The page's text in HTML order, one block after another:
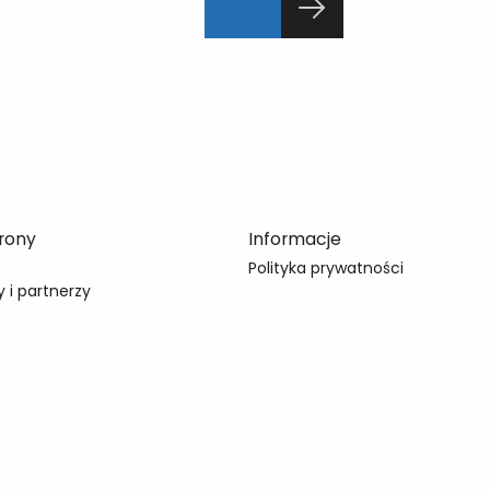
i partnerzy
Informacje
Polityka prywatności